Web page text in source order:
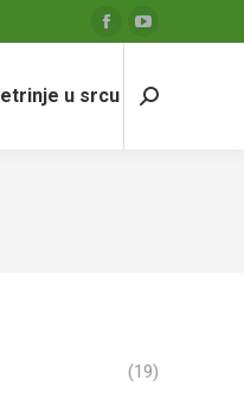
Facebook
opensopens
u srcu Search:
(19)